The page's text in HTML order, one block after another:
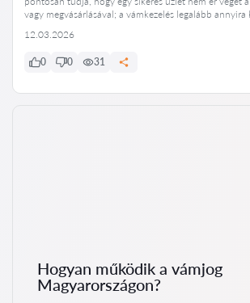
vagy megvásárlásával; a vámkezelés legalább
12.03.2026
0 0 31
Hogyan működik a vámjog
Magyarországon?